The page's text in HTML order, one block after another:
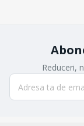
Reduceri,